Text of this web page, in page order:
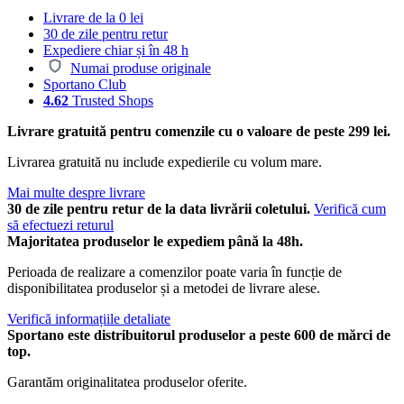
Livrare de la 0 lei
30 de zile pentru retur
Expediere chiar și în 48 h
Numai produse originale
Sportano Club
4.62 Trusted Shops
Livrare gratuită pentru comenzile cu o valoare de peste 299 lei.
Livrarea gratuită nu include expedierile cu volum mare.
Mai multe despre livrare
30 de zile pentru retur de la data livrării coletului. Verifică cum
să efectuezi returul
Majoritatea produselor le expediem până la 48h.
Perioada de realizare a comenzilor poate varia în funcție de
disponibilitatea produselor și a metodei de livrare alese.
Verifică informațiile detaliate
Sportano este distribuitorul produselor a peste 600 de mărci de
top.
Garantăm originalitatea produselor oferite.